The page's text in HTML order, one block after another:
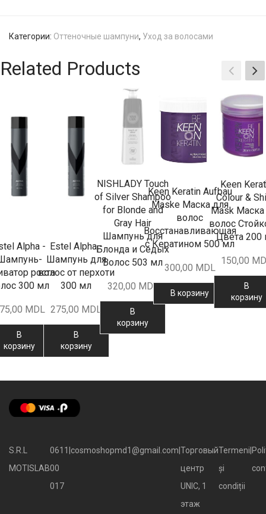
Категории: Оттеночные шампуни, Уход за волосами
Related Products
Alpha -
роста
300 мл
MDL
В
корзину
Estel Alpha -
Шампунь для
волос от перхоти
300 мл
275,00 MDL
В
корзину
NISHLADY Touch
of Silver Shampoo
for Blonde and
Gray Hair
Шампунь для
Блонда и Седых
Волос 503 мл
320,00 MDL
В
корзину
Keen Keratin Aufbau
Maske Маска для
волос
Восстанавливающая
с Кератином 500 мл
300,00 MDL
В корзину
Keen
Colour &
Mask
волос
Цвета 200
150,00
В
корзину
S.R.L
MOTISLAB
0611
00
017
cosmoshopmd1@gmail.com Торговый
центр
UNIC, 1
этаж
Termeni
și
condiții